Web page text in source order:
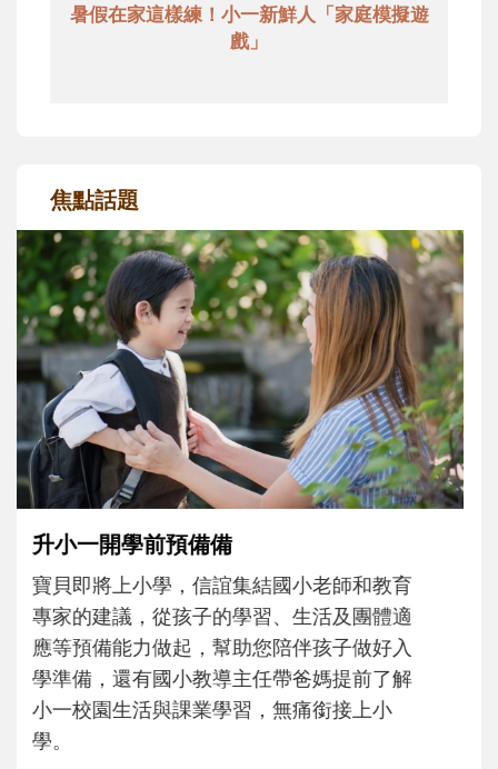
暑假在家這樣練！小一新鮮人「家庭模擬遊
戲」
焦點話題
和孩子一起長大的那個男人│讀懂父親的
不同模樣
沒有人天生就擅長當爸爸！男人總是在一次
次「前所未有」的體驗中，跟著孩子一起長
大。從給予安全感的肢體遊戲，到獨立自
主、角色認同及解決問題的能力養成。爸爸
正嘗試用不同的模樣，參與孩子每個重要的